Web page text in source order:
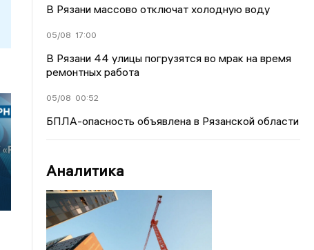
В Рязани массово отключат холодную воду
05/08 17:00
В Рязани 44 улицы погрузятся во мрак на время
ремонтных работа
05/08 00:52
БПЛА-опасность объявлена в Рязанской области
Аналитика